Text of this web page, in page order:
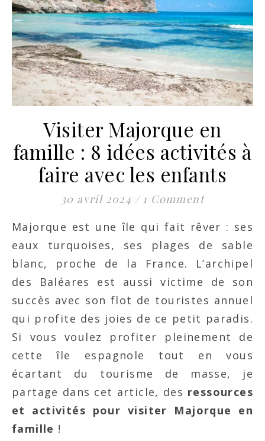
Visiter Majorque en
famille : 8 idées activités à
faire avec les enfants
30 avril 2024 / 1 Comment
Majorque est une île qui fait rêver : ses
eaux turquoises, ses plages de sable
blanc, proche de la France. L’archipel
des Baléares est aussi victime de son
succès avec son flot de touristes annuel
qui profite des joies de ce petit paradis.
Si vous voulez profiter pleinement de
cette île espagnole tout en vous
écartant du tourisme de masse, je
partage dans cet article, des ressources
et activités pour visiter Majorque en
famille !